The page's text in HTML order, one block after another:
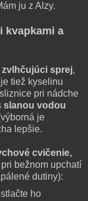
ju z Alzy.
kvapkami a
zvlhčujúci sprej,
tiež kyselinu
pri nádche
slanou vodou
je
lepšie.
cvičenie,
bežnom upchatí
dutiny):
ho